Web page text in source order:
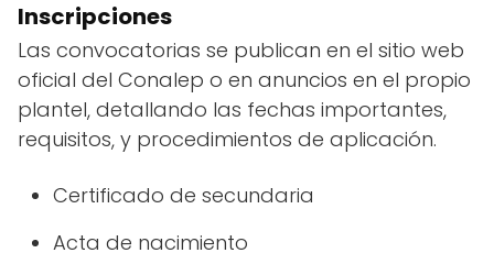
Inscripciones
Las convocatorias se publican en el sitio web
oficial del Conalep o en anuncios en el propio
plantel, detallando las fechas importantes,
requisitos, y procedimientos de aplicación.
Certificado de secundaria
Acta de nacimiento